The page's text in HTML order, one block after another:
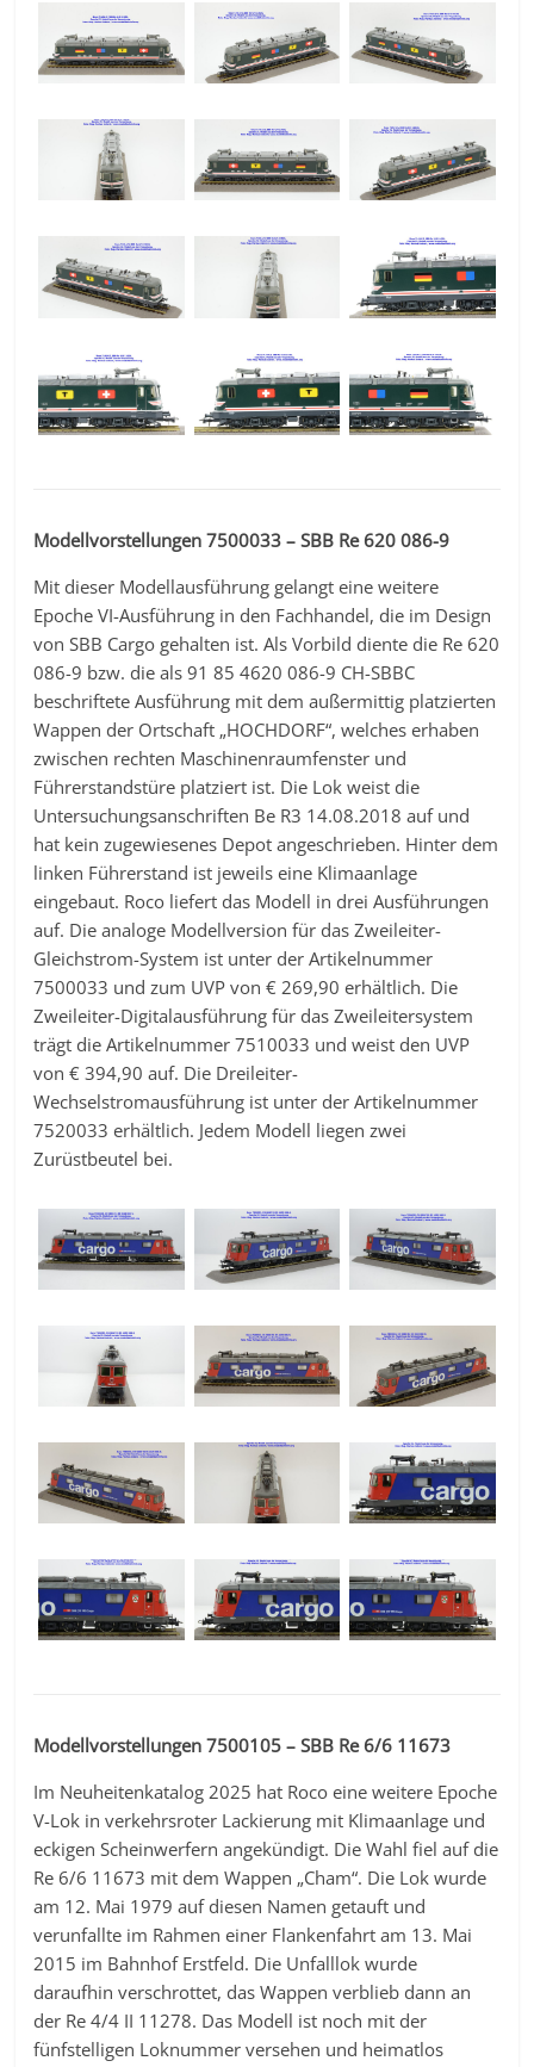
Modellvorstellungen 7500033 – SBB Re 620 086-9
Mit dieser Modellausführung gelangt eine weitere
Epoche VI-Ausführung in den Fachhandel, die im Design
von SBB Cargo gehalten ist. Als Vorbild diente die Re 620
086-9 bzw. die als 91 85 4620 086-9 CH-SBBC
beschriftete Ausführung mit dem außermittig platzierten
Wappen der Ortschaft „HOCHDORF“, welches erhaben
zwischen rechten Maschinenraumfenster und
Führerstandstüre platziert ist. Die Lok weist die
Untersuchungsanschriften Be R3 14.08.2018 auf und
hat kein zugewiesenes Depot angeschrieben. Hinter dem
linken Führerstand ist jeweils eine Klimaanlage
eingebaut. Roco liefert das Modell in drei Ausführungen
auf. Die analoge Modellversion für das Zweileiter-
Gleichstrom-System ist unter der Artikelnummer
7500033 und zum UVP von € 269,90 erhältlich. Die
Zweileiter-Digitalausführung für das Zweileitersystem
trägt die Artikelnummer 7510033 und weist den UVP
von € 394,90 auf. Die Dreileiter-
Wechselstromausführung ist unter der Artikelnummer
7520033 erhältlich. Jedem Modell liegen zwei
Zurüstbeutel bei.
Modellvorstellungen 7500105 – SBB Re 6/6 11673
Im Neuheitenkatalog 2025 hat Roco eine weitere Epoche
V-Lok in verkehrsroter Lackierung mit Klimaanlage und
eckigen Scheinwerfern angekündigt. Die Wahl fiel auf die
Re 6/6 11673 mit dem Wappen „Cham“. Die Lok wurde
am 12. Mai 1979 auf diesen Namen getauft und
verunfallte im Rahmen einer Flankenfahrt am 13. Mai
2015 im Bahnhof Erstfeld. Die Unfalllok wurde
daraufhin verschrottet, das Wappen verblieb dann an
der Re 4/4 II 11278. Das Modell ist noch mit der
fünfstelligen Loknummer versehen und heimatlos